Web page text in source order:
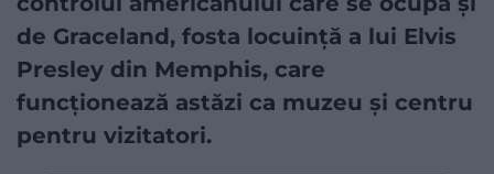
de Graceland, fosta locuință a lui Elvis
Presley din Memphis, care
funcționează astăzi ca muzeu și centru
pentru vizitatori.